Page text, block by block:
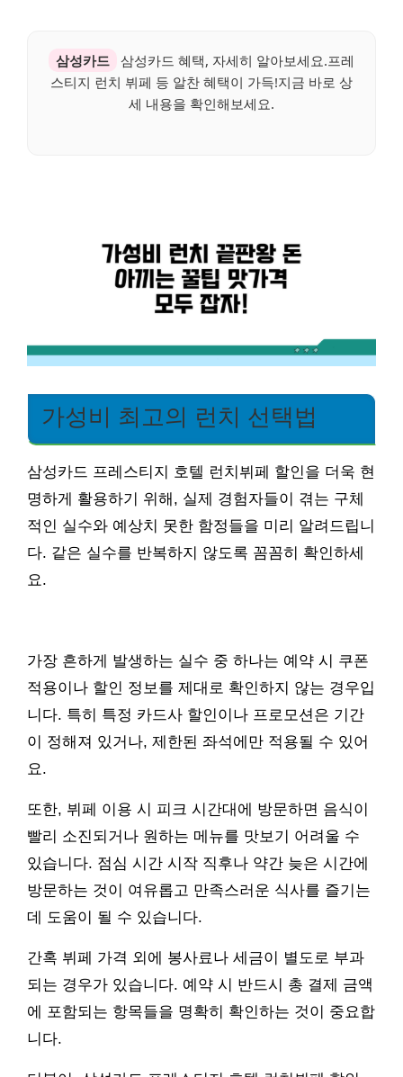
삼성카드 삼성카드 혜택, 자세히 알아보세요.프레
스티지 런치 뷔페 등 알찬 혜택이 가득!지금 바로 상
세 내용을 확인해보세요.
가성비 최고의 런치 선택법
삼성카드 프레스티지 호텔 런치뷔페 할인을 더욱 현
명하게 활용하기 위해, 실제 경험자들이 겪는 구체
적인 실수와 예상치 못한 함정들을 미리 알려드립니
다. 같은 실수를 반복하지 않도록 꼼꼼히 확인하세
요.
가장 흔하게 발생하는 실수 중 하나는 예약 시 쿠폰
적용이나 할인 정보를 제대로 확인하지 않는 경우입
니다. 특히 특정 카드사 할인이나 프로모션은 기간
이 정해져 있거나, 제한된 좌석에만 적용될 수 있어
요.
또한, 뷔페 이용 시 피크 시간대에 방문하면 음식이
빨리 소진되거나 원하는 메뉴를 맛보기 어려울 수
있습니다. 점심 시간 시작 직후나 약간 늦은 시간에
방문하는 것이 여유롭고 만족스러운 식사를 즐기는
데 도움이 될 수 있습니다.
간혹 뷔페 가격 외에 봉사료나 세금이 별도로 부과
되는 경우가 있습니다. 예약 시 반드시 총 결제 금액
에 포함되는 항목들을 명확히 확인하는 것이 중요합
니다.